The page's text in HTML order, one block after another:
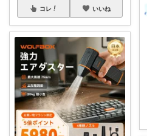
コレ いいね